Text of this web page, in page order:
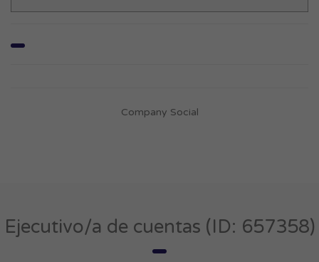
Company Social
Ejecutivo/a de cuentas (ID: 657358)